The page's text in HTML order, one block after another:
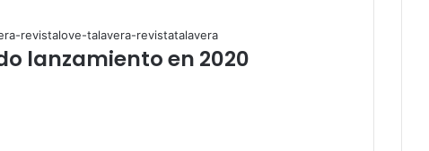
r
lanzamiento en 2020